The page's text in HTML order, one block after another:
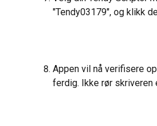
"Tendy03179", og klikk
Appen vil nå verifisere
ferdig. Ikke rør skriveren